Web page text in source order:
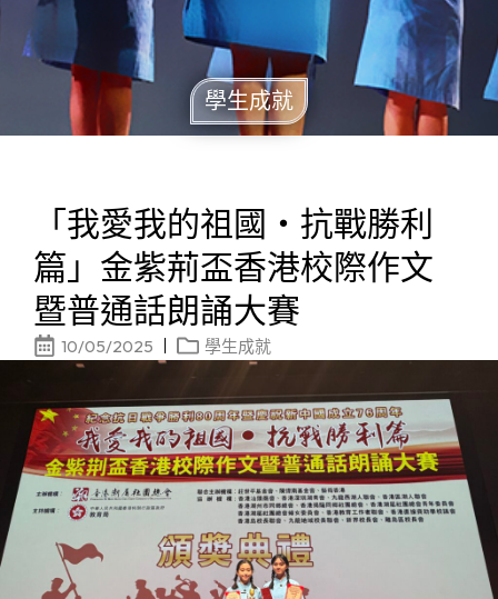
學生成就
「我愛我的祖國‧抗戰勝利
篇」金紫荊盃香港校際作文
暨普通話朗誦大賽
10/05/2025 學生成就